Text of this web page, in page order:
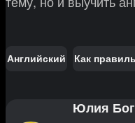
Английский Как
Юлия